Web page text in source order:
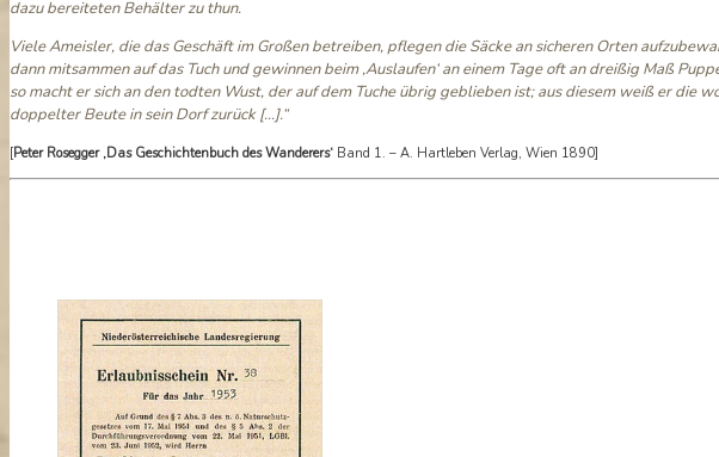
dazu bereiteten Behälter zu thun.
Viele Ameisler, die das Geschäft im Großen betreiben, pflegen die Säcke an sicheren Orten
dann mitsammen auf das Tuch und gewinnen beim ‚Auslaufen‘ an einem Tage oft an dreißig Maß
so macht er sich an den todten Wust, der auf dem Tuche übrig geblieben ist; aus diesem weiß er die
doppelter Beute in sein Dorf zurück […].“
[Peter Rosegger ‚Das Geschichtenbuch des Wanderers‘ Band 1. – A. Hartleben Verlag, Wien 1890]